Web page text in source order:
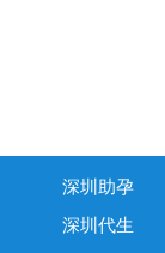
深圳助孕
深圳代生